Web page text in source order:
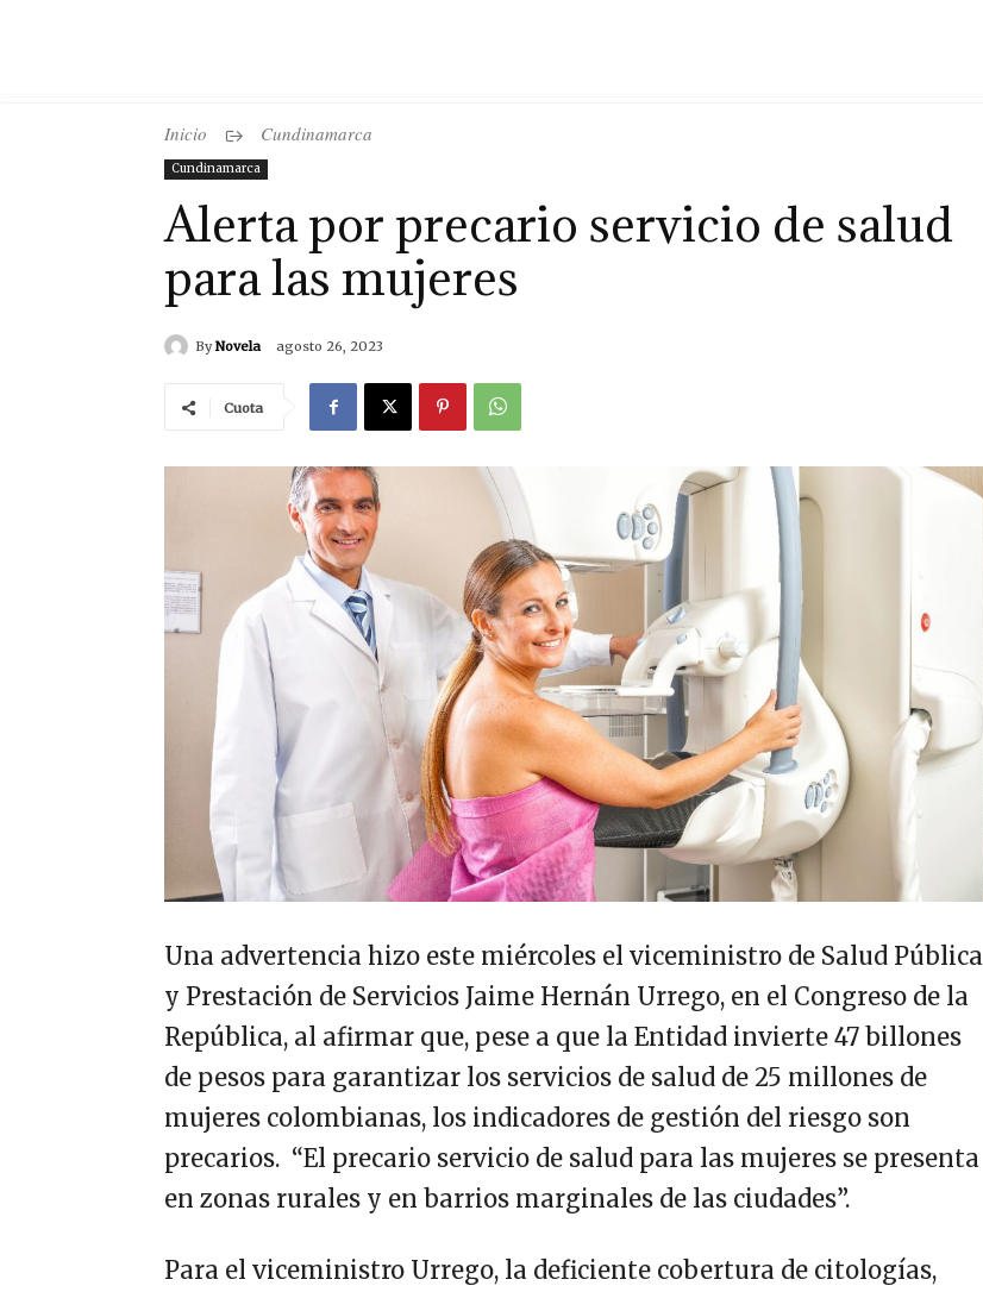
Inicio Cundinamarca
Cundinamarca
Alerta por precario servicio de salud
para las mujeres
By Novela agosto 26, 2023
Cuota
Una advertencia hizo este miércoles el viceministro de Salud Pública
y Prestación de Servicios Jaime Hernán Urrego, en el Congreso de la
República, al afirmar que, pese a que la Entidad invierte 47 billones
de pesos para garantizar los servicios de salud de 25 millones de
mujeres colombianas, los indicadores de gestión del riesgo son
precarios. “El precario servicio de salud para las mujeres se presenta
en zonas rurales y en barrios marginales de las ciudades”.
Para el viceministro Urrego, la deficiente cobertura de citologías,